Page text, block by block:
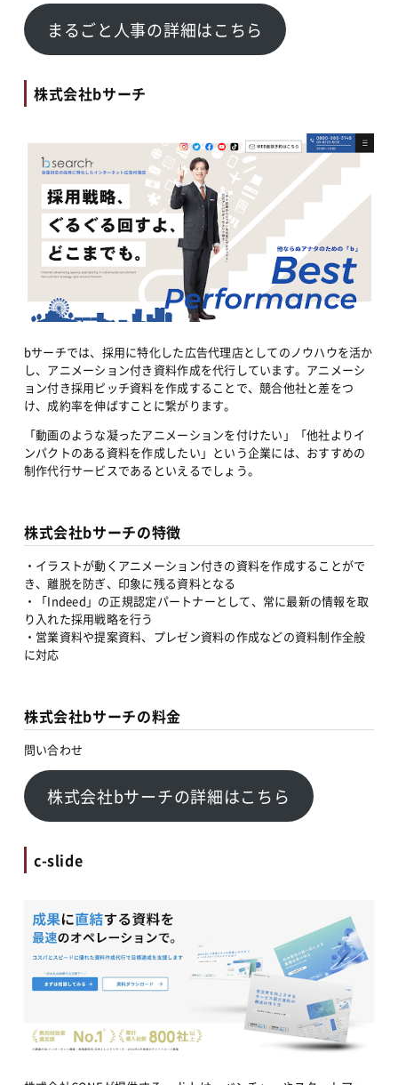
まるごと人事の詳細はこちら
株式会社bサーチ
bサーチでは、採用に特化した広告代理店としてのノウハウを活か
し、アニメーション付き資料作成を代行しています。アニメーシ
ョン付き採用ピッチ資料を作成することで、競合他社と差をつ
け、成約率を伸ばすことに繋がります。
「動画のような凝ったアニメーションを付けたい」「他社よりイ
ンパクトのある資料を作成したい」という企業には、おすすめの
制作代行サービスであるといえるでしょう。
株式会社bサーチの特徴
・イラストが動くアニメーション付きの資料を作成することがで
き、離脱を防ぎ、印象に残る資料となる
・「Indeed」の正規認定パートナーとして、常に最新の情報を取
り入れた採用戦略を行う
・営業資料や提案資料、プレゼン資料の作成などの資料制作全般
に対応
株式会社bサーチの料金
問い合わせ
株式会社bサーチの詳細はこちら
c-slide